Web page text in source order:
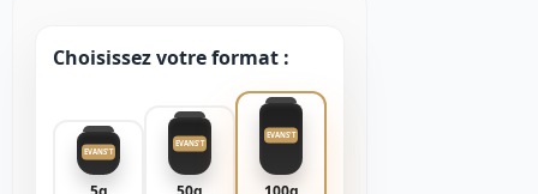
Choisissez votre format :
EVANS'T
EVANS'T
EVANS'T